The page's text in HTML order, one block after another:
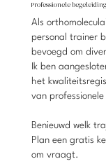
Professionele begeleiding
Als
personal trainer
bevoegd om
Ik ben
het
van
Benieuwd welk
Plan een gratis
om vraagt.